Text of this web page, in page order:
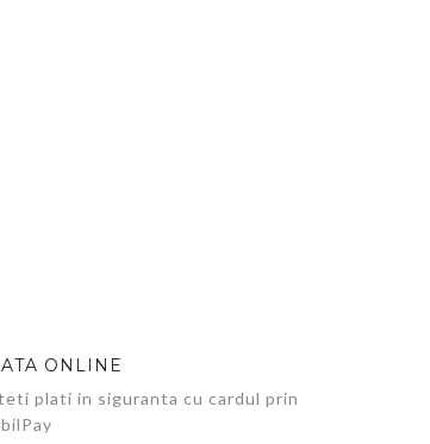
ONLINE
plati in siguranta cu cardul prin